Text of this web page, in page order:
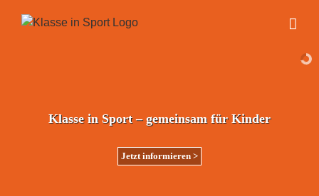
Inhalt
Klasse in Sport – gemeinsam für Kinder
Jetzt informieren >